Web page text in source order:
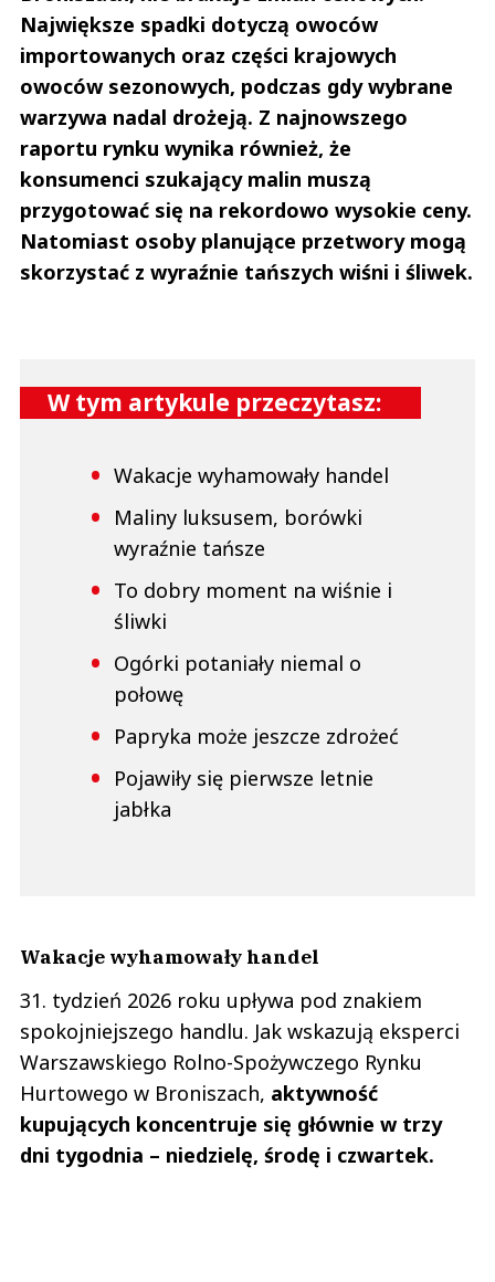
Największe spadki dotyczą owoców
importowanych oraz części krajowych
owoców sezonowych, podczas gdy wybrane
warzywa nadal drożeją. Z najnowszego
raportu rynku wynika również, że
konsumenci szukający malin muszą
przygotować się na rekordowo wysokie ceny.
Natomiast osoby planujące przetwory mogą
skorzystać z wyraźnie tańszych wiśni i śliwek.
W tym artykule przeczytasz:
Wakacje wyhamowały handel
Maliny luksusem, borówki
wyraźnie tańsze
To dobry moment na wiśnie i
śliwki
Ogórki potaniały niemal o
połowę
Papryka może jeszcze zdrożeć
Pojawiły się pierwsze letnie
jabłka
Wakacje wyhamowały handel
31. tydzień 2026 roku upływa pod znakiem
spokojniejszego handlu. Jak wskazują eksperci
Warszawskiego Rolno-Spożywczego Rynku
Hurtowego w Broniszach, aktywność
kupujących koncentruje się głównie w trzy
dni tygodnia – niedzielę, środę i czwartek.